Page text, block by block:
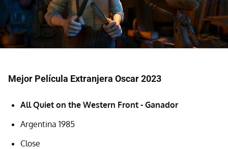
Mejor Película Extranjera Oscar 2023
All Quiet on the Western Front - Ganador
Argentina 1985
Close